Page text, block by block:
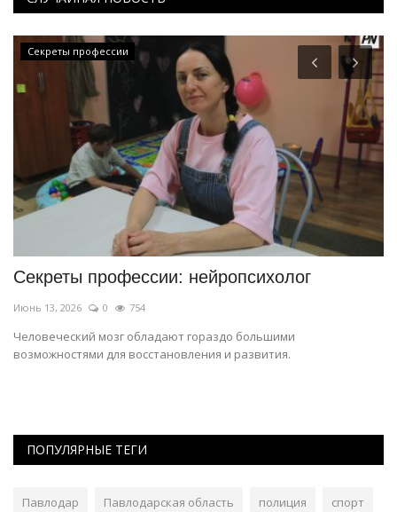
Секреты профессии
Секреты профессии: нейропсихолог
Июнь 13, 2026 0 754
Человеческий мозг обладают гораздо большими
возможностями для восстановления и развития.
ПОПУЛЯРНЫЕ ТЕГИ
Павлодар Павлодарская область полиция спорт